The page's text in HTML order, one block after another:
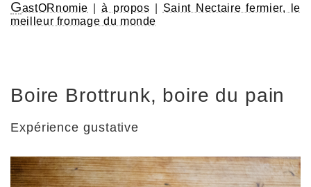
GastORnomie |à propos | Saint Nectaire fermier, le
meilleur fromage du monde
Boire Brottrunk, boire du pain
Expérience gustative